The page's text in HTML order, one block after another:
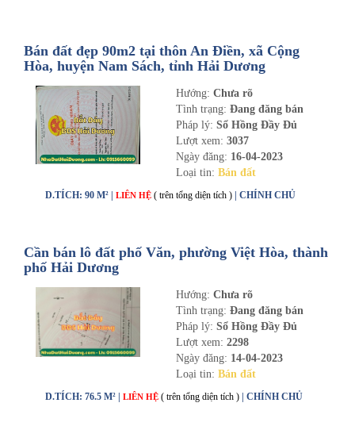
Bán đất đẹp 90m2 tại thôn An Điền, xã Cộng
Hòa, huyện Nam Sách, tỉnh Hải Dương
Hướng: Chưa rõ
Tình trạng: Đang đăng bán
Pháp lý: Sổ Hồng Đầy Đủ
Lượt xem: 3037
Ngày đăng: 16-04-2023
Loại tin: Bán đất
D.TÍCH: 90 M² | LIÊN HỆ ( trên tổng diện tích ) | CHÍNH CHỦ
Cần bán lô đất phố Văn, phường Việt Hòa, thành
phố Hải Dương
Hướng: Chưa rõ
Tình trạng: Đang đăng bán
Pháp lý: Sổ Hồng Đầy Đủ
Lượt xem: 2298
Ngày đăng: 14-04-2023
Loại tin: Bán đất
D.TÍCH: 76.5 M² | LIÊN HỆ ( trên tổng diện tích ) | CHÍNH CHỦ